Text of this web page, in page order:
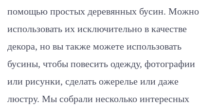
помощью простых деревянных бусин. Можно
использовать их исключительно в качестве
декора, но вы также можете использовать
бусины, чтобы повесить одежду, фотографии
или рисунки, сделать ожерелье или даже
люстру. Мы собрали несколько интересных